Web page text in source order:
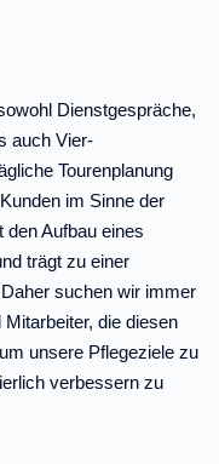
Dienstgespräche,
auch Vier-
Tourenplanung
im Sinne der
den Aufbau eines
trägt zu einer
suchen wir immer
die diesen
unsere Pflegeziele zu
verbessern zu